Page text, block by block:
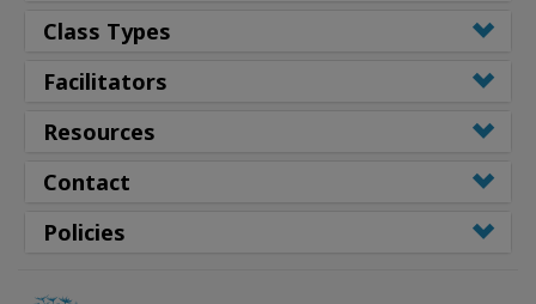
Class Types
Facilitators
Resources
Contact
Policies